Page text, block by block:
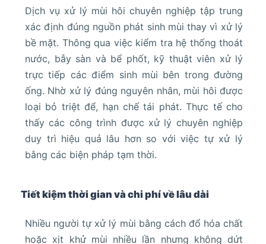
Dịch vụ xử lý mùi hôi chuyên nghiệp tập trung
xác định đúng nguồn phát sinh mùi thay vì xử lý
bề mặt. Thông qua việc kiểm tra hệ thống thoát
nước, bẫy sàn và bể phốt, kỹ thuật viên xử lý
trực tiếp các điểm sinh mùi bên trong đường
ống. Nhờ xử lý đúng nguyên nhân, mùi hôi được
loại bỏ triệt để, hạn chế tái phát. Thực tế cho
thấy các công trình được xử lý chuyên nghiệp
duy trì hiệu quả lâu hơn so với việc tự xử lý
bằng các biện pháp tạm thời.
Tiết kiệm thời gian và chi phí về lâu dài
Nhiều người tự xử lý mùi bằng cách đổ hóa chất
hoặc xịt khử mùi nhiều lần nhưng không dứt